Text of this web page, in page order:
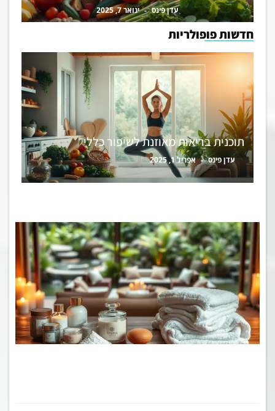
עדן פינס ינואר 7, 2025
חדשות פופולריות
תוכנית בריאות מאוזנת לשיפור כללי
עדן פינס אפריל 1, 2025